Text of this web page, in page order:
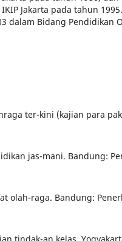
Jakarta pada tahun
dalam Bidang Pendidikan
ter-kini (kajian para
jas-mani. Bandung:
olah-raga. Bandung: